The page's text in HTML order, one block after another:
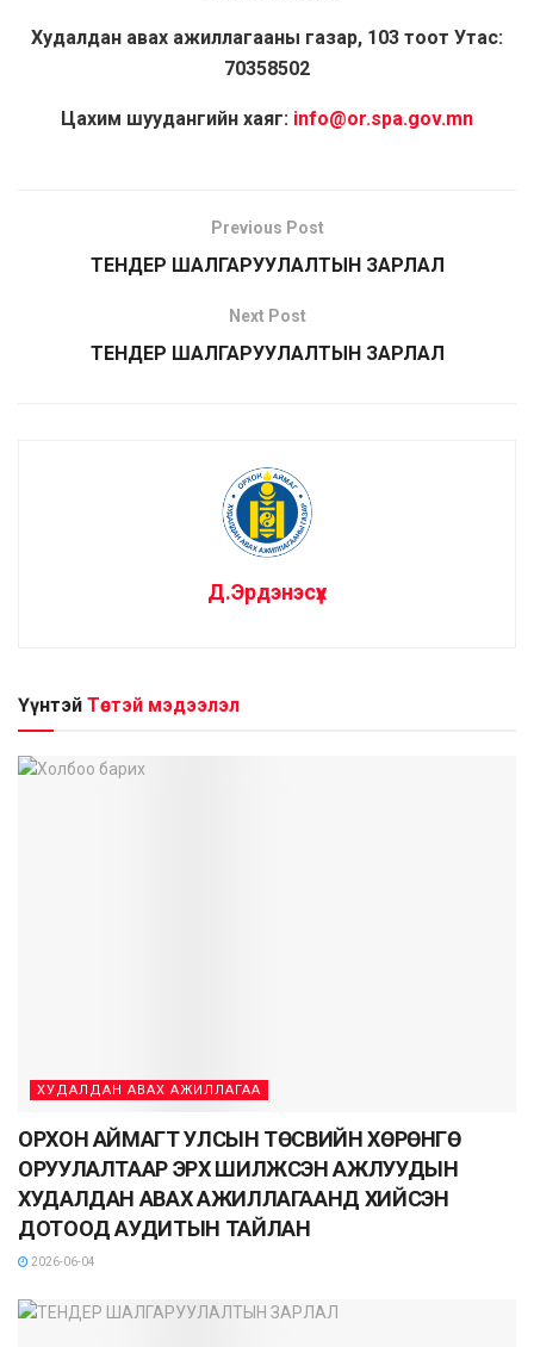
Худалдан авах ажиллагааны газар, 103 тоот Утас:
70358502
Цахим шуудангийн хаяг: info@or.spa.gov.mn
Previous Post
ТЕНДЕР ШАЛГАРУУЛАЛТЫН ЗАРЛАЛ
Next Post
ТЕНДЕР ШАЛГАРУУЛАЛТЫН ЗАРЛАЛ
Д.Эрдэнэсүх
Үүнтэй Төстэй мэдээлэл
ХУДАЛДАН АВАХ АЖИЛЛАГАА
ОРХОН АЙМАГТ УЛСЫН ТӨСВИЙН ХӨРӨНГӨ
ОРУУЛАЛТААР ЭРХ ШИЛЖСЭН АЖЛУУДЫН
ХУДАЛДАН АВАХ АЖИЛЛАГААНД ХИЙСЭН
ДОТООД АУДИТЫН ТАЙЛАН
2026-06-04